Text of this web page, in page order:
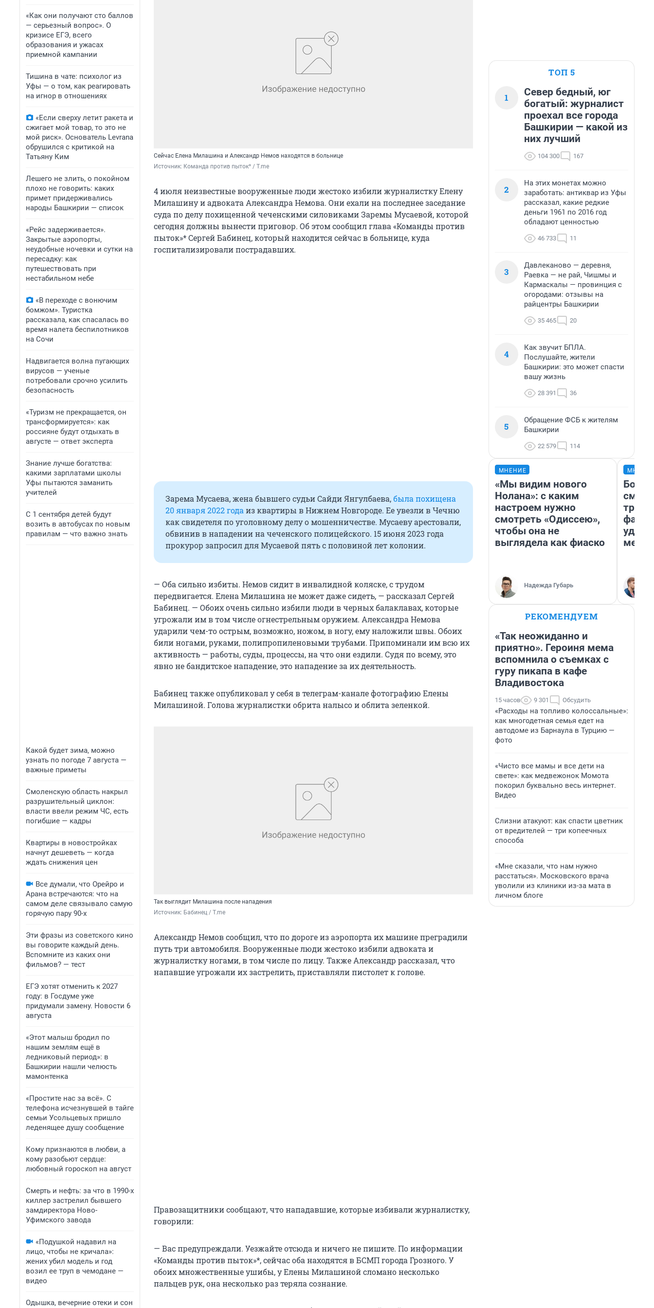
«Как они получают сто баллов
— серьезный вопрос». О
кризисе ЕГЭ, всего
образования и ужасах
приемной кампании
Тишина в чате: психолог из
Уфы — о том, как реагировать
на игнор в отношениях
«Если сверху летит ракета и
сжигает мой товар, то это не
мой риск». Основатель Levrana
обрушился с критикой на
Татьяну Ким
Лешего не злить, о покойном
плохо не говорить: каких
примет придерживались
народы Башкирии — список
«Рейс задерживается».
Закрытые аэропорты,
неудобные ночевки и сутки на
пересадку: как
путешествовать при
нестабильном небе
«В переходе с вонючим
бомжом». Туристка
рассказала, как спасалась во
время налета беспилотников
на Сочи
Надвигается волна пугающих
вирусов — ученые
потребовали срочно усилить
безопасность
«Туризм не прекращается, он
трансформируется»: как
россияне будут отдыхать в
августе — ответ эксперта
Знание лучше богатства:
какими зарплатами школы
Уфы пытаются заманить
учителей
С 1 сентября детей будут
возить в автобусах по новым
правилам — что важно знать
Какой будет зима, можно
узнать по погоде 7 августа —
важные приметы
Смоленскую область накрыл
разрушительный циклон:
власти ввели режим ЧС, есть
погибшие — кадры
Квартиры в новостройках
начнут дешеветь — когда
ждать снижения цен
Все думали, что Орейро и
Арана встречаются: что на
самом деле связывало самую
горячую пару 90-х
Эти фразы из советского кино
вы говорите каждый день.
Вспомните из каких они
фильмов? — тест
ЕГЭ хотят отменить к 2027
году: в Госдуме уже
придумали замену. Новости 6
августа
«Этот малыш бродил по
нашим землям ещё в
ледниковый период»: в
Башкирии нашли челюсть
мамонтенка
«Простите нас за всё». С
телефона исчезнувшей в тайге
семьи Усольцевых пришло
леденящее душу сообщение
Кому признаются в любви, а
кому разобьют сердце:
любовный гороскоп на август
Смерть и нефть: за что в 1990-х
киллер застрелил бывшего
замдиректора Ново-
Уфимского завода
«Подушкой надавил на
лицо, чтобы не кричала»:
жених убил модель и год
возил ее труп в чемодане —
видео
Одышка, вечерние отеки и сон
Сейчас Елена Милашина и Александр Немов находятся в больнице
Источник: Команда против пыток* / T.me
4 июля неизвестные вооруженные люди жестоко избили журналистку Елену
Милашину и адвоката Александра Немова. Они ехали на последнее заседание
суда по делу похищенной чеченскими силовиками Заремы Мусаевой, которой
сегодня должны вынести приговор. Об этом сообщил глава «Команды против
пыток»* Сергей Бабинец, который находится сейчас в больнице, куда
госпитализировали пострадавших.
Зарема Мусаева, жена бывшего судьи Сайди Янгулбаева,была похищена
20 января 2022 года из квартиры в Нижнем Новгороде. Ее увезли в Чечню
как свидетеля по уголовному делу о мошенничестве. Мусаеву арестовали,
обвинив в нападении на чеченского полицейского. 15 июня 2023 года
прокурор запросил для Мусаевой пять с половиной лет колонии.
— Оба сильно избиты. Немов сидит в инвалидной коляске, с трудом
передвигается. Елена Милашина не может даже сидеть, — рассказал Сергей
Бабинец. — Обоих очень сильно избили люди в черных балаклавах, которые
угрожали им в том числе огнестрельным оружием. Александра Немова
ударили чем-то острым, возможно, ножом, в ногу, ему наложили швы. Обоих
били ногами, руками, полипропиленовыми трубами. Припоминали им всю их
активность — работы, суды, процессы, на что они ездили. Судя по всему, это
явно не бандитское нападение, это нападение за их деятельность.
Бабинец также опубликовал у себя в телеграм-канале фотографию Елены
Милашиной. Голова журналистки обрита налысо и облита зеленкой.
Так выглядит Милашина после нападения
Источник: Бабинец / T.me
Александр Немов сообщил, что по дороге из аэропорта их машине преградили
путь три автомобиля. Вооруженные люди жестоко избили адвоката и
журналистку ногами, в том числе по лицу. Также Александр рассказал, что
напавшие угрожали их застрелить, приставляли пистолет к голове.
Правозащитники сообщают, что нападавшие, которые избивали журналистку,
говорили:
— Вас предупреждали. Уезжайте отсюда и ничего не пишите. По информации
«Команды против пыток»*, сейчас оба находятся в БСМП города Грозного. У
обоих множественные ушибы, у Елены Милашиной сломано несколько
пальцев рук, она несколько раз теряла сознание.
ТОП 5
1
Север бедный, юг
богатый: журналист
проехал все города
Башкирии — какой из
них лучший
104 300 167
2
На этих монетах можно
заработать: антиквар из Уфы
рассказал, какие редкие
деньги 1961 по 2016 год
обладают ценностью
46 733 11
3
Давлеканово — деревня,
Раевка — не рай, Чишмы и
Кармаскалы — провинция с
огородами: отзывы на
райцентры Башкирии
35 465 20
4
Как звучит БПЛА.
Послушайте, жители
Башкирии: это может спасти
вашу жизнь
28 391 36
5
Обращение ФСБ к жителям
Башкирии
22 579 114
МНЕНИЕ
«Мы видим нового
Нолана»: с каким
настроем нужно
смотреть «Одиссею»,
чтобы она не
выглядела как фиаско
Надежда Губарь
месте
РЕКОМЕНДУЕМ
«Так неожиданно и
приятно». Героиня мема
вспомнила о съемках с
гуру пикапа в кафе
Владивостока
15 часов 9 301 Обсудить
«Расходы на топливо колоссальные»:
как многодетная семья едет на
автодоме из Барнаула в Турцию —
фото
«Чисто все мамы и все дети на
свете»: как медвежонок Момота
покорил буквально весь интернет.
Видео
Слизни атакуют: как спасти цветник
от вредителей — три копеечных
способа
«Мне сказали, что нам нужно
расстаться». Московского врача
уволили из клиники из-за мата в
личном блоге